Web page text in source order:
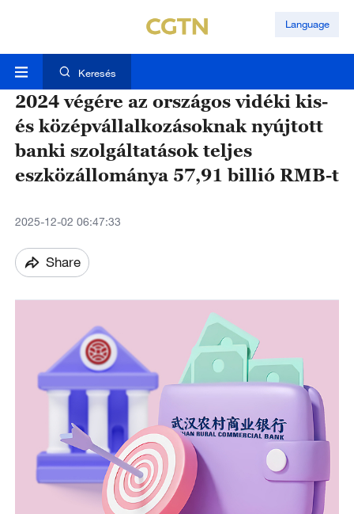
Language
Keresés
2024 végére az országos vidéki kis-
és középvállalkozásoknak nyújtott
banki szolgáltatások teljes
eszközállománya 57,91 billió RMB-t
2025-12-02 06:47:33
Share